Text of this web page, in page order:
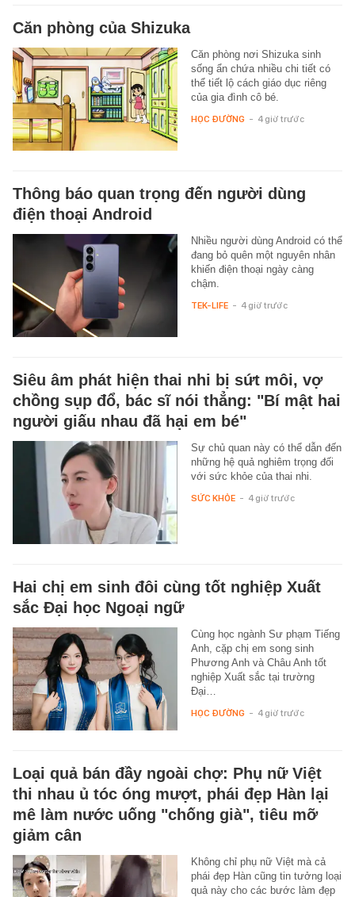
Căn phòng của Shizuka
Căn phòng nơi Shizuka sinh
sống ẩn chứa nhiều chi tiết có
thể tiết lộ cách giáo dục riêng
của gia đình cô bé.
HỌC ĐƯỜNG - 4 giờ trước
Thông báo quan trọng đến người dùng
điện thoại Android
Nhiều người dùng Android có thể
đang bỏ quên một nguyên nhân
khiến điện thoại ngày càng
chậm.
TEK-LIFE - 4 giờ trước
Siêu âm phát hiện thai nhi bị sứt môi, vợ
chồng sụp đổ, bác sĩ nói thẳng: "Bí mật hai
người giấu nhau đã hại em bé"
Sự chủ quan này có thể dẫn đến
những hệ quả nghiêm trọng đối
với sức khỏe của thai nhi.
SỨC KHỎE - 4 giờ trước
Hai chị em sinh đôi cùng tốt nghiệp Xuất
sắc Đại học Ngoại ngữ
Cùng học ngành Sư phạm Tiếng
Anh, cặp chị em song sinh
Phương Anh và Châu Anh tốt
nghiệp Xuất sắc tại trường
Đại…
HỌC ĐƯỜNG - 4 giờ trước
Loại quả bán đầy ngoài chợ: Phụ nữ Việt
thi nhau ủ tóc óng mượt, phái đẹp Hàn lại
mê làm nước uống "chống già", tiêu mỡ
giảm cân
Không chỉ phụ nữ Việt mà cả
phái đẹp Hàn cũng tin tưởng loại
quả này cho các bước làm đẹp